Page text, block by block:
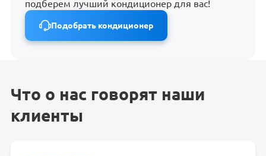
подберем лучший кондиционер для вас!
Подобрать кондиционер
Что о нас говорят наши
клиенты